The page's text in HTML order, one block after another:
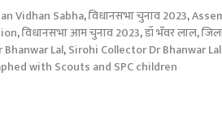
Vidhan Sabha,विधानसभा चुनाव 2023,
,विधानसभा आम चुनाव 2023,डॉ भँवर लाल,
Bhanwar Lal,Sirohi Collector Dr Bhanwar Lal
with Scouts and SPC children